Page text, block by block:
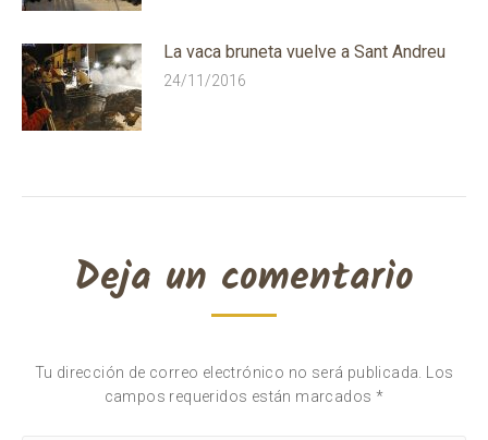
La vaca bruneta vuelve a Sant Andreu
24/11/2016
Deja un comentario
Tu dirección de correo electrónico no será publicada. Los
campos requeridos están marcados *